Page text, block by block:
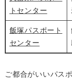
トセンター
飯塚パスポート
センター
ご都合がいいパス